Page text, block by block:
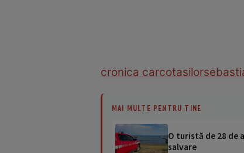
cronica carcotasilor
MAI MULTE PENTRU TINE
O turistă de 28 de
salvare